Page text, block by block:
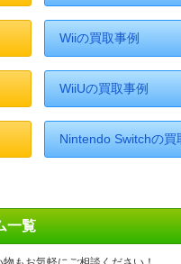
Wiiの買取事例
WiiUの買取事例
Nintendo Switchの買
一覧